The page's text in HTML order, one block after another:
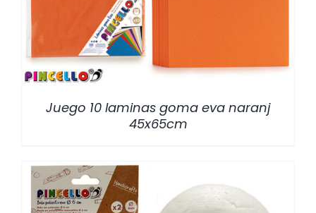
Juego 10 laminas goma eva naranj
45x65cm